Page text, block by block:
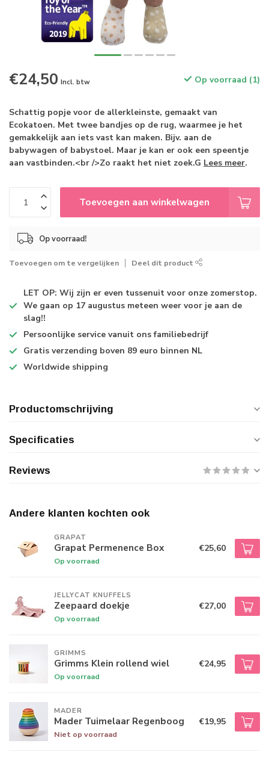
€24,50 Incl. btw Op voorraad (1)
Schattig popje voor de allerkleinste, gemaakt van
Ecokatoen. Met twee bandjes op de rug, waarmee je het
gemakkelijk aan iets vast kan maken. Bijv. aan de
babywagen of babystoel. Maar je kan er ook een speentje
aan vastbinden.<br />Zo raakt het niet zoek.G Lees meer.
Toevoegen aan winkelwagen
Op voorraad!
Toevoegen om te vergelijken Deel dit product
LET OP: Wij zijn er even tussenuit voor onze zomerstop.
We gaan op 17 augustus meteen weer voor je aan de
slag!!
Persoonlijke service vanuit ons familiebedrijf
Gratis verzending boven 89 euro binnen NL
Worldwide shipping
Productomschrijving
Specificaties
Reviews
Andere klanten kochten ook
GRAPAT
Grapat Permenence Box
Op voorraad
€25,60
JELLYCAT KNUFFELS
Zeepaard doekje
Op voorraad
€27,00
GRIMMS
Grimms Klein rollend wiel
Op voorraad
€24,95
MADER
Mader Tuimelaar Regenboog
Niet op voorraad
€19,95